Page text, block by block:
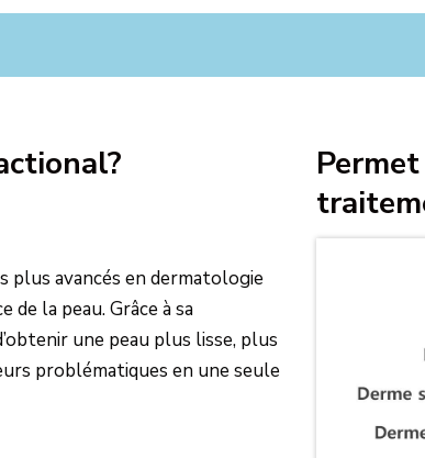
plus avancés en dermatologie
la peau. Grâce à sa
une peau plus lisse, plus
problématiques en une seule